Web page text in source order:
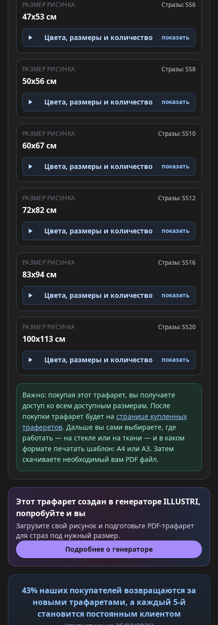
РАЗМЕР РИСУНКА
47x53 см
Стразы: SS6
Цвета, размеры и количество показать
РАЗМЕР РИСУНКА
50x56 см
Стразы: SS8
Цвета, размеры и количество показать
РАЗМЕР РИСУНКА
60x67 см
Стразы: SS10
Цвета, размеры и количество показать
РАЗМЕР РИСУНКА
72x82 см
Стразы: SS12
Цвета, размеры и количество показать
РАЗМЕР РИСУНКА
83x94 см
Стразы: SS16
Цвета, размеры и количество показать
РАЗМЕР РИСУНКА
100x113 см
Стразы: SS20
Цвета, размеры и количество показать
Важно: покупая этот трафарет, вы получаете
доступ ко всем доступным размерам. После
покупки трафарет будет на странице купленных
траферетов. Дальше вы сами выбираете, где
работать — на стекле или на ткани — и в каком
формате печатать шаблон: A4 или A3. Затем
скачиваете необходимый вам PDF файл.
Этот трафарет создан в генераторе ILLUSTRI,
попробуйте и вы
Загрузите свой рисунок и подготовьте PDF-трафарет
для страз под нужный размер.
Подробнее о генераторе
43% наших покупателей возвращаются за
новыми трафаретами, а каждый 5-й
становится постоянным клиентом